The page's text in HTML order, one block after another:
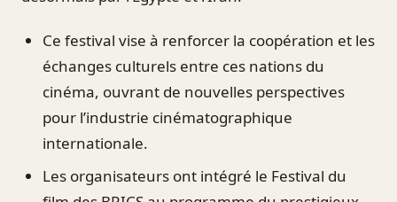
Ce festival vise à renforcer la coopération et les
échanges culturels entre ces nations du
cinéma, ouvrant de nouvelles perspectives
pour l’industrie cinématographique
internationale.
Les organisateurs ont intégré le Festival du